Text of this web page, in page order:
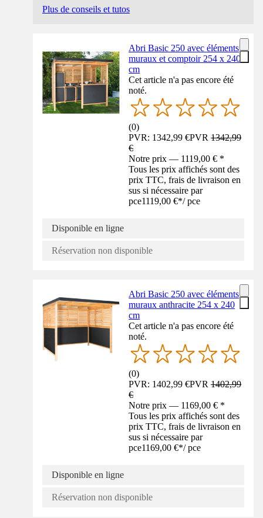
Plus de conseils et tutos
Abri Basic 250 avec éléments
muraux et comptoir 254 x 240
cm
Cet article n'a pas encore été
noté.
(0)
PVR: 1342,99 €PVR1342,99
€
Notre prix — 1119,00 € *
Tous les prix affichés sont des
prix TTC, frais de livraison en
sus si nécessaire par
pce1119,00 €*/ pce
Disponible en ligne
Réservation non disponible
Abri Basic 250 avec éléments
muraux anthracite 254 x 240
cm
Cet article n'a pas encore été
noté.
(0)
PVR: 1402,99 €PVR1402,99
€
Notre prix — 1169,00 € *
Tous les prix affichés sont des
prix TTC, frais de livraison en
sus si nécessaire par
pce1169,00 €*/ pce
Disponible en ligne
Réservation non disponible